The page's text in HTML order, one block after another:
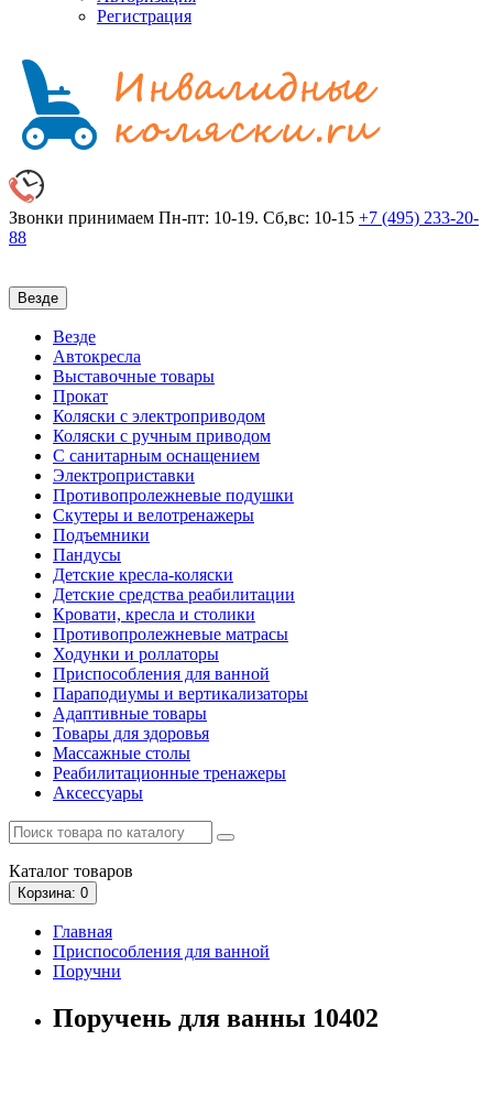
Регистрация
Звонки принимаем Пн-пт: 10-19. Сб,вс: 10-15 +7 (495) 233-20-
88
Везде
Везде
Автокресла
Выставочные товары
Прокат
Коляски с электроприводом
Коляски с ручным приводом
С санитарным оснащением
Электроприставки
Противопролежневые подушки
Скутеры и велотренажеры
Подъемники
Пандусы
Детские кресла-коляски
Детские средства реабилитации
Кровати, кресла и столики
Противопролежневые матрасы
Ходунки и роллаторы
Приспособления для ванной
Параподиумы и вертикализаторы
Адаптивные товары
Товары для здоровья
Массажные столы
Реабилитационные тренажеры
Аксессуары
Каталог товаров
Корзина: 0
Главная
Приспособления для ванной
Поручни
Поручень для ванны 10402